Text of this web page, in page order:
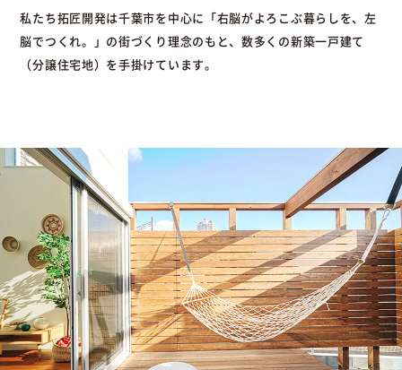
私たち拓匠開発は千葉市を中心に「右脳がよろこぶ暮らしを、左
脳でつくれ。」の街づくり理念のもと、数多くの新築一戸建て
（分譲住宅地）を手掛けています。